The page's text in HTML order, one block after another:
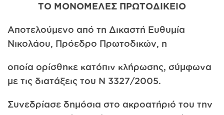
ΤΟ ΜΟΝΟΜΕΛΕΣ ΠΡΩΤΟΔΙΚΕΙΟ
Αποτελούμενο από τη Δικαστή Ευθυμία
Νικολάου, Πρόεδρο Πρωτοδικών, η
οποία ορίσθηκε κατόπιν κλήρωσης, σύμφωνα
με τις διατάξεις του Ν 3327/2005.
Συνεδρίασε δημόσια στο ακροατήριό του την